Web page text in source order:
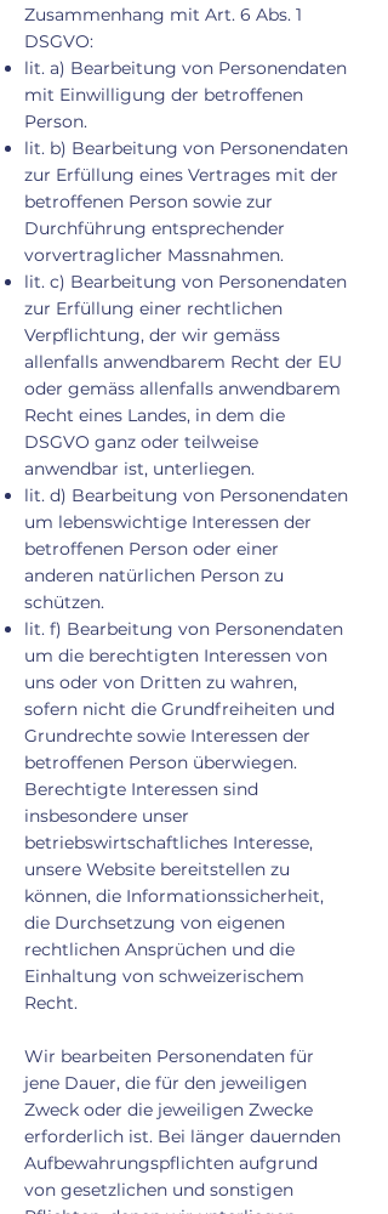
Zusammenhang mit Art. 6 Abs. 1
DSGVO:
lit. a) Bearbeitung von Personendaten
mit Einwilligung der betroffenen
Person.
lit. b) Bearbeitung von Personendaten
zur Erfüllung eines Vertrages mit der
betroffenen Person sowie zur
Durchführung entsprechender
vorvertraglicher Massnahmen.
lit. c) Bearbeitung von Personendaten
zur Erfüllung einer rechtlichen
Verpflichtung, der wir gemäss
allenfalls anwendbarem Recht der EU
oder gemäss allenfalls anwendbarem
Recht eines Landes, in dem die
DSGVO ganz oder teilweise
anwendbar ist, unterliegen.
lit. d) Bearbeitung von Personendaten
um lebenswichtige Interessen der
betroffenen Person oder einer
anderen natürlichen Person zu
schützen.
lit. f) Bearbeitung von Personendaten
um die berechtigten Interessen von
uns oder von Dritten zu wahren,
sofern nicht die Grundfreiheiten und
Grundrechte sowie Interessen der
betroffenen Person überwiegen.
Berechtigte Interessen sind
insbesondere unser
betriebswirtschaftliches Interesse,
unsere Website bereitstellen zu
können, die Informationssicherheit,
die Durchsetzung von eigenen
rechtlichen Ansprüchen und die
Einhaltung von schweizerischem
Recht.
Wir bearbeiten Personendaten für
jene Dauer, die für den jeweiligen
Zweck oder die jeweiligen Zwecke
erforderlich ist. Bei länger dauernden
Aufbewahrungspflichten aufgrund
von gesetzlichen und sonstigen